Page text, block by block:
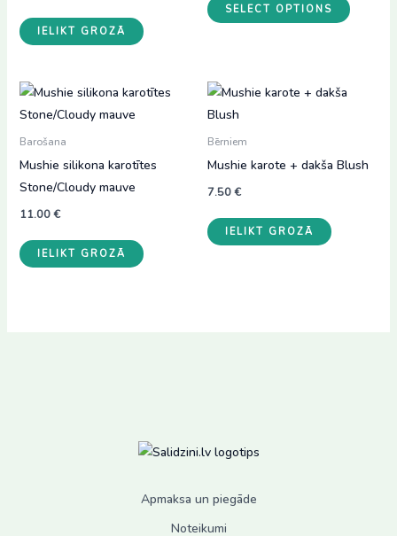
IELIKT GROZĀ
SELECT OPTIONS
Barošana
Mushie silikona karotītes
Stone/Cloudy mauve
11.00€
IELIKT GROZĀ
Bērniem
Mushie karote + dakša Blush
7.50€
IELIKT GROZĀ
Apmaksa un piegāde
Noteikumi